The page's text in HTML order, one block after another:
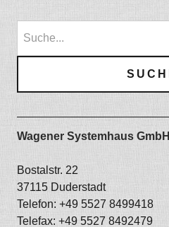
Wagener Systemhaus GmbH
Bostalstr. 22
37115 Duderstadt
Telefon: +49 5527 8499418
Telefax: +49 5527 8492479